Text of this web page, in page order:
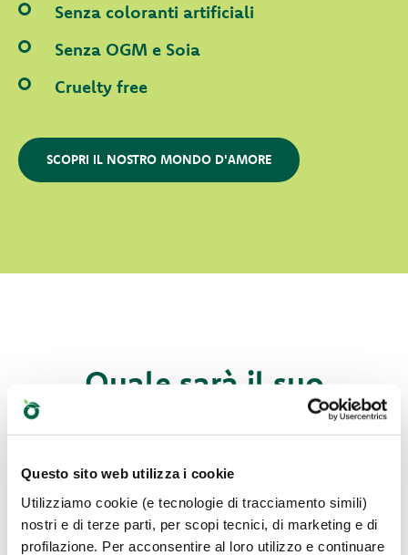
Questo sito web utilizza i cookie
Utilizziamo cookie (e tecnologie di tracciamento simili)
nostri e di terze parti, per scopi tecnici, di marketing e di
profilazione. Per acconsentire al loro utilizzo e continuare
Senza coloranti artificiali
Senza OGM e Soia
Cruelty free
SCOPRI IL NOSTRO MONDO D'AMORE
Quale sarà il suo
Scopri le nostre migliori proposte per il tuo pet